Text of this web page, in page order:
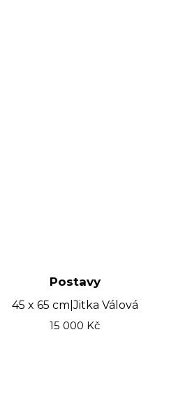
Postavy
45 x 65 cm |Jitka Válová
15 000 Kč